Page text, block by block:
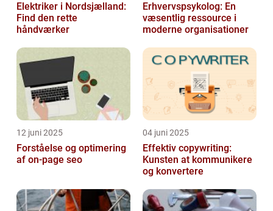
Elektriker i Nordsjælland:
Find den rette
håndværker
Erhvervspsykolog: En
væsentlig ressource i
moderne organisationer
12 juni 2025
Forståelse og optimering
af on-page seo
04 juni 2025
Effektiv copywriting:
Kunsten at kommunikere
og konvertere